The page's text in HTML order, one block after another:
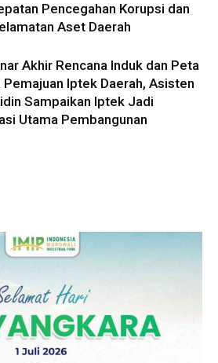
Pencegahan Korupsi dan
Aset Daerah
Akhir Rencana Induk dan Peta
Pemajuan Iptek Daerah, Asisten
Sampaikan Iptek Jadi
Utama Pembangunan